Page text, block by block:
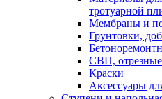
тротуарной
Мембраны и
Грунтовки,
СВП,
Краски
Аксессуары